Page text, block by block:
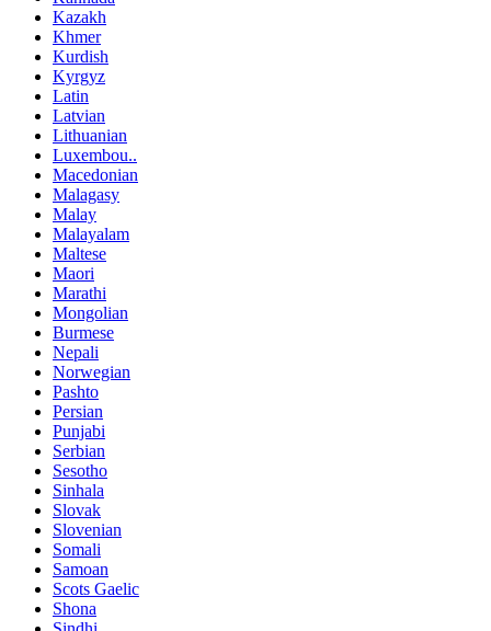
Kazakh
Khmer
Kurdish
Kyrgyz
Latin
Latvian
Lithuanian
Luxembou..
Macedonian
Malagasy
Malay
Malayalam
Maltese
Maori
Marathi
Mongolian
Burmese
Nepali
Norwegian
Pashto
Persian
Punjabi
Serbian
Sesotho
Sinhala
Slovak
Slovenian
Somali
Samoan
Scots Gaelic
Shona